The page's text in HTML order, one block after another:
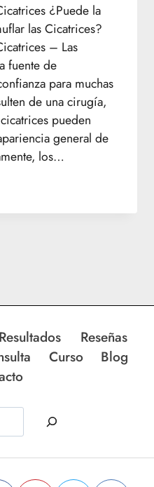
¿Puede la
las Cicatrices?
– Las
fuente de
para muchas
de una cirugía,
pueden
general de
los…
Resultados
Reseñas
Curso
Blog